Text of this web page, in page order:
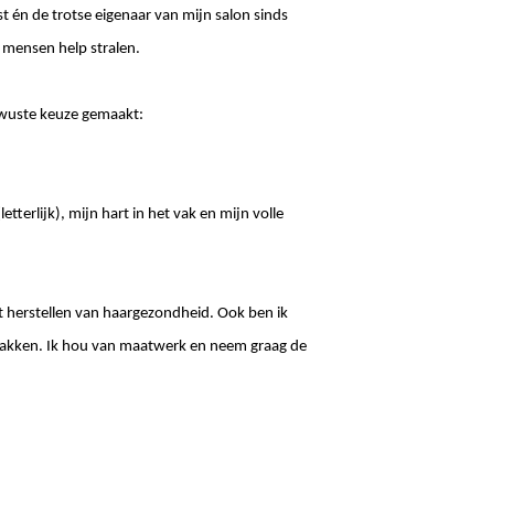
én de trotse eigenaar van mijn salon sinds
help stralen.
keuze gemaakt:
mijn hart in het vak en mijn volle
van haargezondheid. Ook ben ik
Ik hou van maatwerk en neem graag de